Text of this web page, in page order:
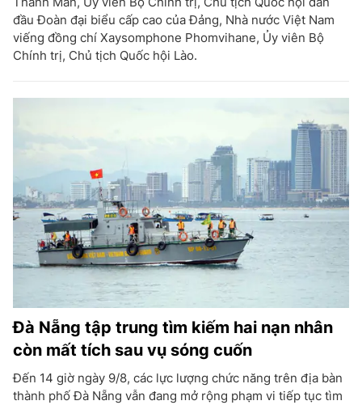
đầu Đoàn đại biểu cấp cao của Đảng, Nhà nước Việt Nam
viếng đồng chí Xaysomphone Phomvihane, Ủy viên Bộ
Chính trị, Chủ tịch Quốc hội Lào.
Đà Nẵng tập trung tìm kiếm hai nạn nhân
còn mất tích sau vụ sóng cuốn
Đến 14 giờ ngày 9/8, các lực lượng chức năng trên địa bàn
thành phố Đà Nẵng vẫn đang mở rộng phạm vi tiếp tục tìm